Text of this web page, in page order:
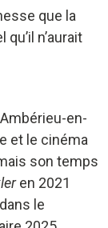
que la
n’aurait
en-
et le cinéma
son temps
en 2021
le